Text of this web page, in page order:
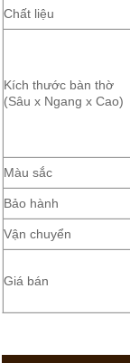
Chất liệu
Kích thước bàn thờ
(Sâu x Ngang x Cao)
Màu sắc
Bảo hành
Vận chuyển
Giá bán